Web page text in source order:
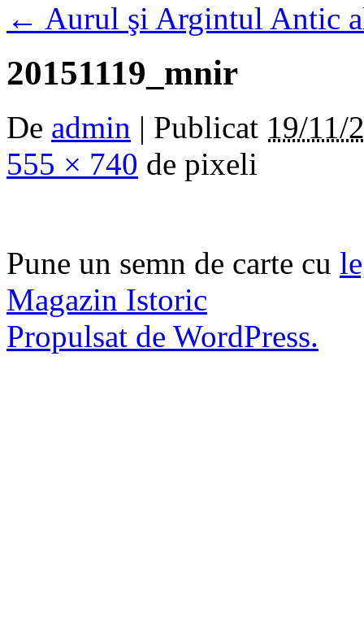
← Aurul şi Argintul Antic
20151119_mnir
De admin | Publicat 19/11/
555 × 740 de pixeli
Pune un semn de carte cu
Magazin Istoric
Propulsat de WordPress.